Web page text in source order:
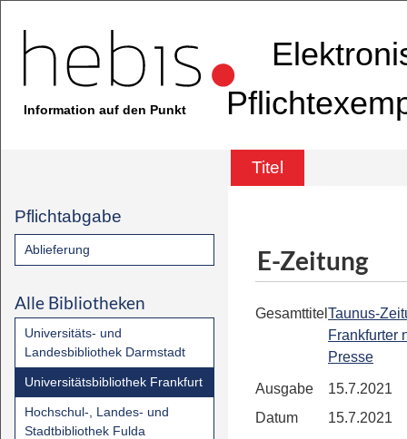
Information auf den Punkt
Titel
Pflichtabgabe
Ablieferung
Alle Bibliotheken
Universitäts- und
Landesbibliothek Darmstadt
Universitätsbibliothek Frankfurt
Hochschul-, Landes- und
Stadtbibliothek Fulda
E-Zeitung
Gesamttitel Taunus-
Frankfurter
Presse
Ausgabe
15.7.2021
Datum
15.7.2021